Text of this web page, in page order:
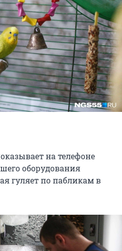
на телефоне
оборудования
гуляет по пабликам в